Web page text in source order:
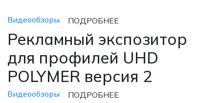
Видеообзоры ПОДРОБНЕЕ
Рекламный экспозитор
для профилей UHD
POLYMER версия 2
Видеообзоры ПОДРОБНЕЕ